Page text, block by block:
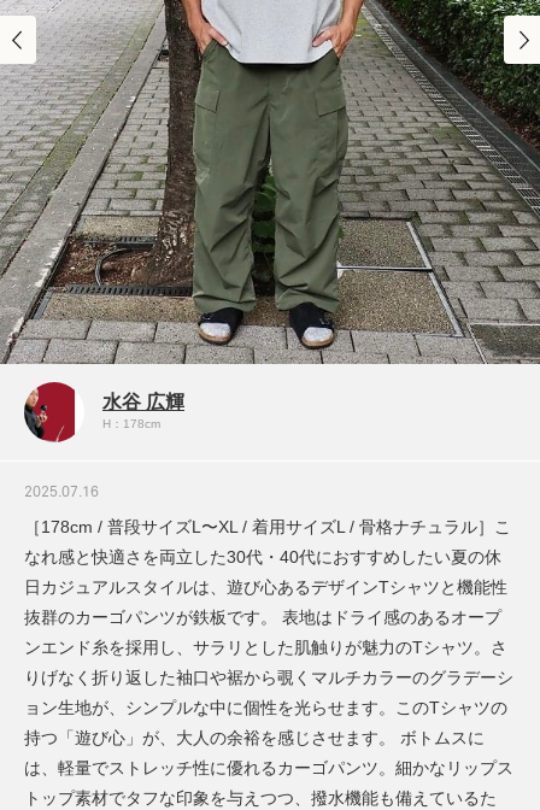
水谷 広輝
H：178cm
2025.07.16
［178cm / 普段サイズL〜XL / 着用サイズL / 骨格ナチュラル］こ
なれ感と快適さを両立した30代・40代におすすめしたい夏の休
日カジュアルスタイルは、遊び心あるデザインTシャツと機能性
抜群のカーゴパンツが鉄板です。 表地はドライ感のあるオープ
ンエンド糸を採用し、サラリとした肌触りが魅力のTシャツ。さ
りげなく折り返した袖口や裾から覗くマルチカラーのグラデーシ
ョン生地が、シンプルな中に個性を光らせます。このTシャツの
持つ「遊び心」が、大人の余裕を感じさせます。 ボトムスに
は、軽量でストレッチ性に優れるカーゴパンツ。細かなリップス
トップ素材でタフな印象を与えつつ、撥水機能も備えているた